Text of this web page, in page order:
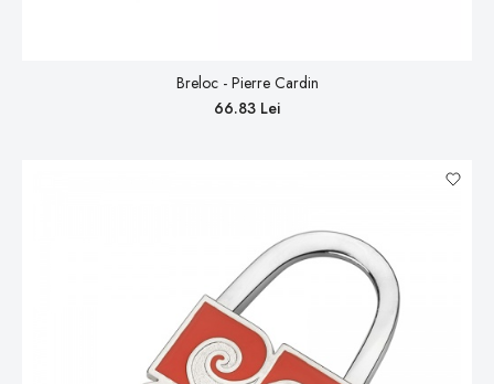
Breloc - Pierre Cardin
66.83 Lei